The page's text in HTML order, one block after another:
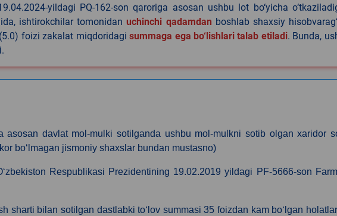
yildagi PQ-162-son qaroriga asosan ushbu lot bo‘yicha
ishtirokchilar tomonidanuchinchi qadamdan boshlab shaxsiy
foizi zakalat miqdoridagisummaga ega bo‘lishlari talab etiladi. Bunda,
davlat mol-mulki sotilganda ushbu mol-mulkni sotib olgan xaridor
boʻlmagan jismoniy shaxslar bundan mustasno)
Respublikasi Prezidentining 19.02.2019 yildagi PF-5666-son
sharti bilan sotilgan dastlabki toʻlov summasi 35 foizdan kam boʻlgan